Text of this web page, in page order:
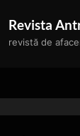
Revista
revistă de